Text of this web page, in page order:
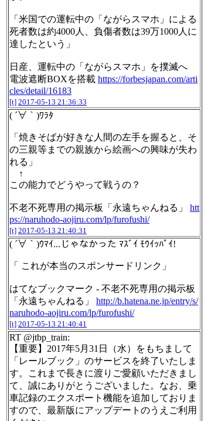
「米国での運転中の「ながらスマホ」による
死者数は約4000人、負傷者数は39万1000人に
達したという」
日産、運転中の「ながらスマホ」を撲滅へ
電波遮断BOXを搭載 https://forbesjapan.com/arti
cles/detail/16183
[t] 2017-05-13 21:36:33
( ´∀｀)ﾜﾗﾀ
「焼きそばが好きな人間の左手を握ると、そ
の三親等までの親族から絵画への興味が失わ
れる」
↑
この能力でどうやって戦うの？
不老不死専用の掲示板「永遠ちゃんねる」 htt
ps://naruhodo-aojiru.com/lp/furofushi/
[t] 2017-05-13 21:40:31
( ´∀｀)ｳﾏｲ...じゃなかった ﾏｽﾞｲ ﾓｳｲｯﾊﾟｲ!
「 これが本当のスポンサードリンク」
はてなブックマーク - 不老不死専用の掲示板
「永遠ちゃんねる」 http://b.hatena.ne.jp/entry/s/
naruhodo-aojiru.com/lp/furofushi/
[t] 2017-05-13 21:40:41
RT @jtbp_train:
【重要】2017年5月31日（水）をもちまして
「レールブック」のサービスを終了いたしま
す。これまで長きに渡りご愛顧いただきまし
て、誠にありがとうございました。なお、乗
車記録のエクスポート機能を追加しておりま
すので、最新版にアップデートのうえご利用